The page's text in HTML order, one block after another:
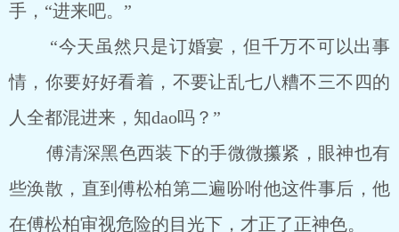
手，“进来吧。”
“今天虽然只是订婚宴，但千万不可以出事
情，你要好好看着，不要让乱七八糟不三不四的
人全都混进来，知dao吗？”
傅清深黑色西装下的手微微攥紧，眼神也有
些涣散，直到傅松柏第二遍吩咐他这件事后，他
在傅松柏审视危险的目光下，才正了正神色。